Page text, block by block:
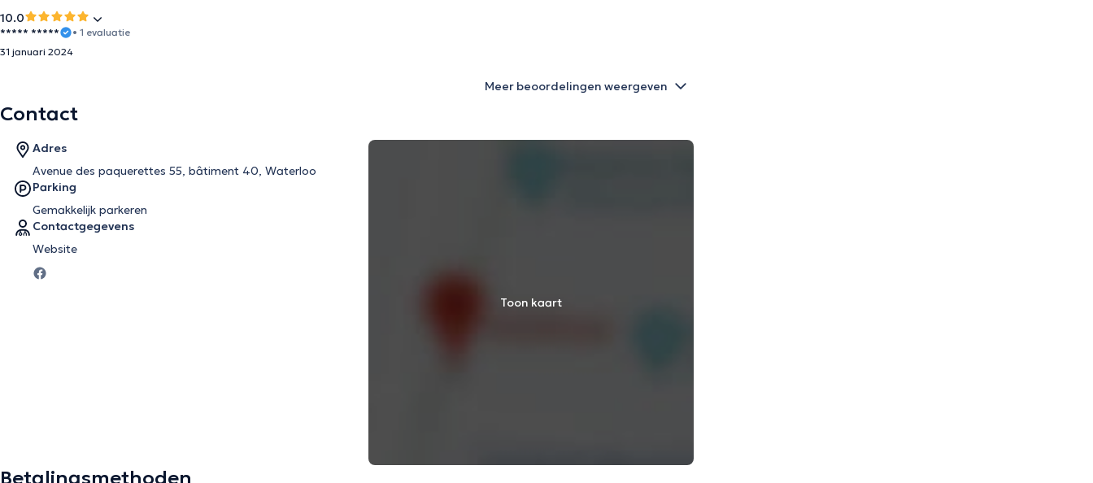
10.0
***** *****
• 1 evaluatie
31 januari 2024
Meer beoordelingen weergeven
Contact
Adres
Avenue des paquerettes 55, bâtiment 40, Waterloo
Parking
Gemakkelijk parkeren
Contactgegevens
Website
Toon kaart
Betalingsmethoden